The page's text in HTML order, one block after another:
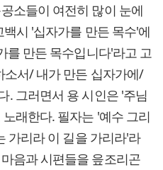
소들이 여전히 많이 눈에
시 '십자가를 만든 목수'에
를 만든 목수입니다'라고 고
서/ 내가 만든 십자가에/
. 그러면서 용 시인은 '주님
래한다. 필자는 '예수 그리
가리라 이 길을 가리라'라
음과 시편들을 읖조리곤